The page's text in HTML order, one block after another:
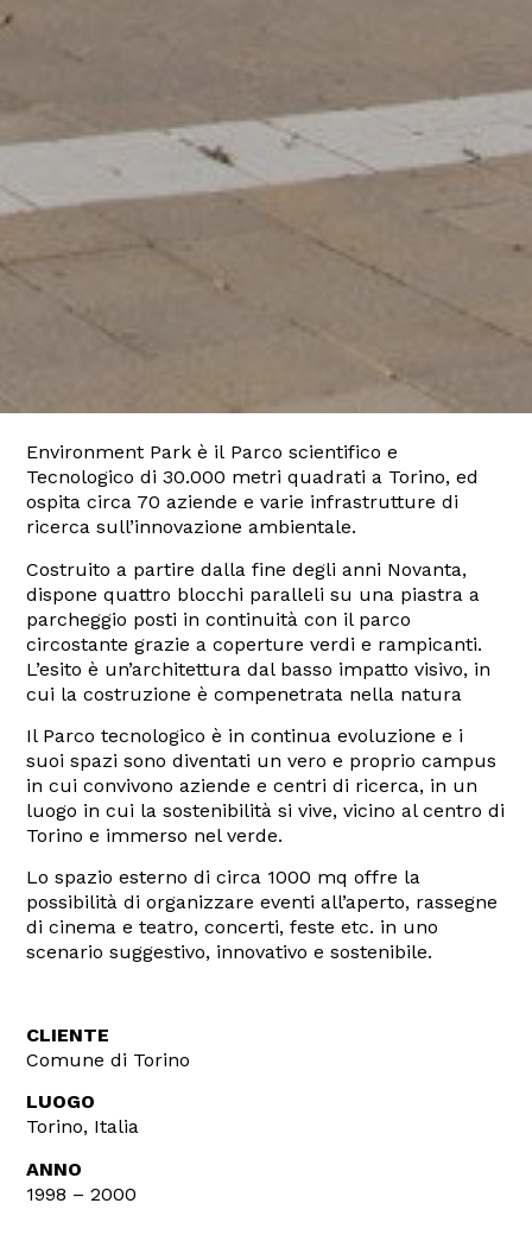
Environment Park è il Parco scientifico e
Tecnologico di 30.000 metri quadrati a Torino, ed
ospita circa 70 aziende e varie infrastrutture di
ricerca sull’innovazione ambientale.
Costruito a partire dalla fine degli anni Novanta,
dispone quattro blocchi paralleli su una piastra a
parcheggio posti in continuità con il parco
circostante grazie a coperture verdi e rampicanti.
L’esito è un’architettura dal basso impatto visivo, in
cui la costruzione è compenetrata nella natura
Il Parco tecnologico è in continua evoluzione e i
suoi spazi sono diventati un vero e proprio campus
in cui convivono aziende e centri di ricerca, in un
luogo in cui la sostenibilità si vive, vicino al centro di
Torino e immerso nel verde.
Lo spazio esterno di circa 1000 mq offre la
possibilità di organizzare eventi all’aperto, rassegne
di cinema e teatro, concerti, feste etc. in uno
scenario suggestivo, innovativo e sostenibile.
CLIENTE
Comune di Torino
LUOGO
Torino, Italia
ANNO
1998 – 2000